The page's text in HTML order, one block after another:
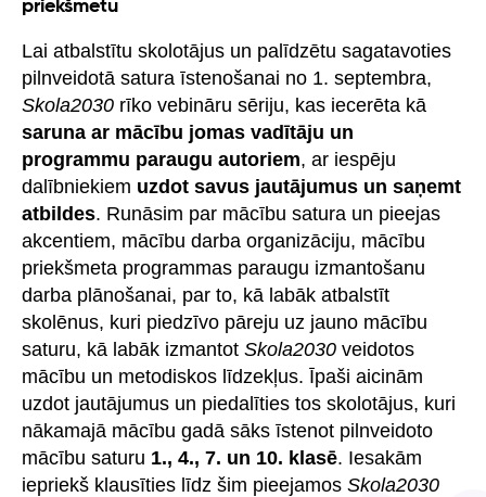
priekšmetu
Lai atbalstītu skolotājus un palīdzētu sagatavoties
pilnveidotā satura īstenošanai no 1. septembra,
Skola2030 rīko vebināru sēriju, kas iecerēta kā
saruna ar mācību jomas vadītāju un
programmu paraugu autoriem, ar iespēju
dalībniekiem uzdot savus jautājumus un saņemt
atbildes. Runāsim par mācību satura un pieejas
akcentiem, mācību darba organizāciju, mācību
priekšmeta programmas paraugu izmantošanu
darba plānošanai, par to, kā labāk atbalstīt
skolēnus, kuri piedzīvo pāreju uz jauno mācību
saturu, kā labāk izmantot Skola2030 veidotos
mācību un metodiskos līdzekļus. Īpaši aicinām
uzdot jautājumus un piedalīties tos skolotājus, kuri
nākamajā mācību gadā sāks īstenot pilnveidoto
mācību saturu 1., 4., 7. un 10. klasē. Iesakām
iepriekš klausīties līdz šim pieejamos Skola2030